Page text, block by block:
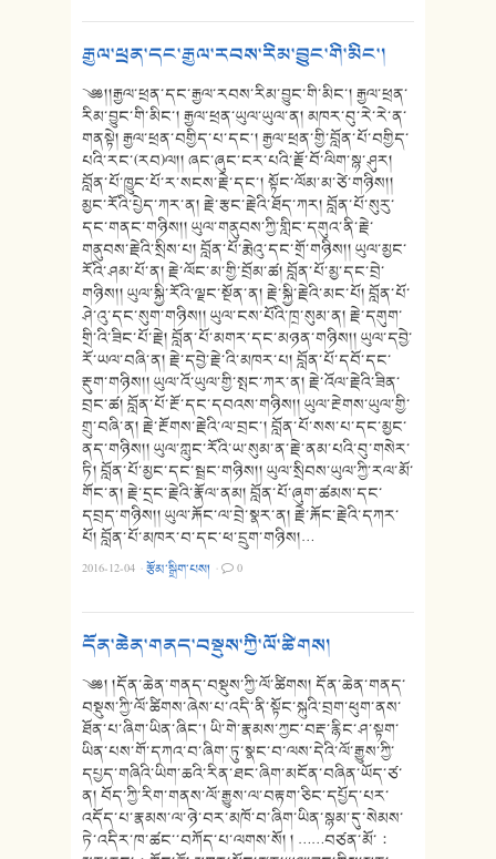
རྒྱལ་ཕྲན་དང་རྒྱལ་རབས་རིམ་བྱུང་གི་མིང་།
༄༅།།རྒྱལ་ཕྲན་དང་རྒྱལ་རབས་རིམ་བྱུང་གི་མིང་། རྒྱལ་ཕྲན་
རིམ་བྱུང་གི་མིང་། རྒྱལ་ཕྲན་ཡུལ་ཡུལ་ན། མཁར་བུ་རེ་རེ་ན་
གནསྟེ། རྒྱལ་ཕྲན་བགྱིད་པ་དང་། རྒྱལ་ཕྲན་གྱི་བློན་པོ་བགྱིད་
པའི་རང་(རབ)ལ།། ཞང་ཞུང་ངར་པའི་རྗོ་བོ་ལིག་སྙ་ཤུར།
བློན་པོ་ཁྱུང་པོ་ར་སངས་རྗེ་དང་། སྟོང་ལོམ་མ་ཙེ་གཉིས།།
མྱང་རོའི་པྱེད་ཀར་ན། རྗེ་རྩང་རྗེའི་ཐོད་ཀར། བློན་པོ་སུརུ་
དང་གནང་གཉིས།། ཡུལ་གནུབས་ཀྱི་གླིང་དགུའ་ནི་རྗེ་
གནུབས་རྗེའི་སྲིས་པ། བློན་པོ་རྨེའུ་དང་གྲོ་གཉིས།། ཡུལ་མྱང་
རོའི་ཤམ་པོ་ན། རྗེ་ལོང་མ་གྱི་བྲོམ་ཚ། བློན་པོ་མྱ་དང་བྲེ་
གཉིས།། ཡུལ་སྐྱི་རོའི་ལྗང་སྔོན་ན། རྗེ་སྐྱི་རྗེའི་མང་པོ། བློན་པོ་
ཤེ་འུ་དང་སུག་གཉིས།། ཡུལ་ངས་པོའི་ཁྲ་སུམ་ན། རྗེ་དགུག་
གྲི་འི་ཟིང་པོ་རྗེ། བློན་པོ་མགར་དང་མཉན་གཉིས།། ཡུལ་དབྱེ་
རོ་ཡལ་བཞི་ན། རྗེ་དབྱེ་རྗེ་འི་མཁར་པ། བློན་པོ་དབོ་དང་
རྡུག་གཉིས།། ཡུལ་འོ་ཡུལ་གྱི་སྤང་ཀར་ན། རྗེ་འོལ་རྗེའི་ཟིན་
བྲང་ཚ། བློན་པོ་རྔོ་དང་དབའས་གཉིས།། ཡུལ་རྔེགས་ཡུལ་གྱི་
གྲུ་བཞི་ན། རྗེ་རྔོགས་རྗེའི་ལ་བྲང་། བློན་པོ་སས་པ་དང་མྱང་
ནད་གཉིས།། ཡུལ་ཀླུང་རོའི་ཡ་སུམ་ན་རྗེ་ནམ་པའི་བུ་གསེར་
ཏི། བློན་པོ་མྱང་དང་སྦྲང་གཉིས།། ཡུལ་སྲིབས་ཡུལ་ཀྱི་རལ་མོ་
གོང་ན། རྗེ་དྲང་རྗེའི་རྣོལ་ནམ། བློན་པོ་ཞུག་ཚམས་དང་
དབྲད་གཉིས།། ཡུལ་རྐོང་ལ་བྲེ་སྣར་ན། རྗེ་རྐོང་རྗེའི་དཀར་
པོ། བློན་པོ་མཁར་བ་དང་ཕ་དྲུག་གཉིས།…
2016-12-04 ·རྩོམ་སྒྲིག་པས། · 0
དོན་ཆེན་གནད་བསྡུས་ཀྱི་ལོ་ཚིགས།
༄༅། །དོན་ཆེན་གནད་བསྡུས་ཀྱི་ལོ་ཚིགས། དོན་ཆེན་གནད་
བསྡུས་ཀྱི་ལོ་ཚིགས་ཞེས་པ་འདི་ནི་སྟོང་སྐུའི་བྲག་ཕུག་ནས་
ཐོན་པ་ཞིག་ཡིན་ཞིང་། ཡི་གེ་རྣམས་ཀྱང་བརྡ་རྙིང་ཤ་སྟག་
ཡིན་པས་གོ་དཀའ་བ་ཞིག་ཏུ་སྣང་བ་ལས་དེའི་ལོ་རྒྱུས་ཀྱི་
དཔྱད་གཞིའི་ཡིག་ཆའི་རིན་ཐང་ཞིག་མངོན་བཞིན་ཡོད་ཙ་
ན། བོད་ཀྱི་རིག་གནས་ལོ་རྒྱུས་ལ་བརྟག་ཅིང་དཔྱོད་པར་
འདོད་པ་རྣམས་ལ་ཉེ་བར་མཁོ་བ་ཞིག་ཡིན་སྙམ་དུ་སེམས་
ཏེ་འདིར་ཁ་ཚང་་བཀོད་པ་ལགས་སོ། ། ……བཙན་མོ་：